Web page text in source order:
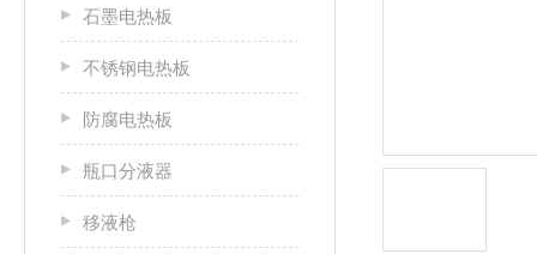
石墨电热板
不锈钢电热板
防腐电热板
瓶口分液器
移液枪